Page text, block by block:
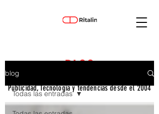
BLOG
Publicidad, Tecnología y tendencias desde el 2004
blog
Todas las entradas